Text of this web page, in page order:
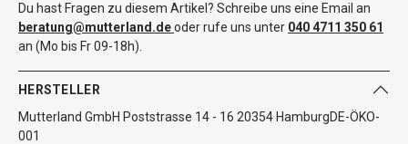
Du hast Fragen zu diesem Artikel? Schreibe uns eine Email an
beratung@mutterland.deoder rufe uns unter 040 4711 350 61
an (Mo bis Fr 09-18h).
HERSTELLER
Mutterland GmbH Poststrasse 14 - 16 20354 HamburgDE-ÖKO-
001